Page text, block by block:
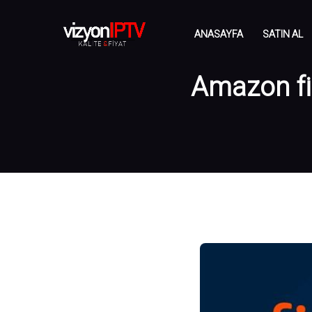
ANASAYFA SATIN AL
Amazon